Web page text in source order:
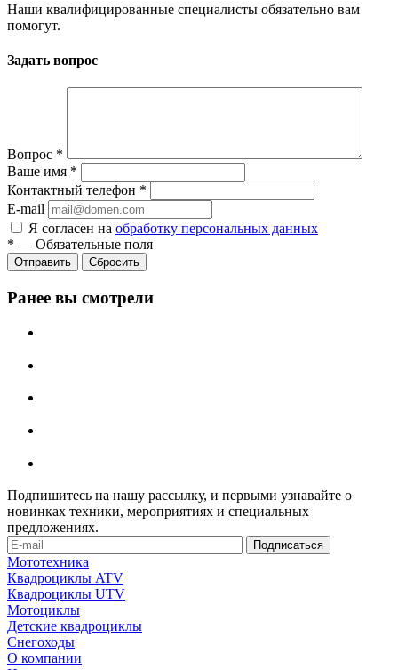
Наши квалифицированные специалисты обязательно вам
помогут.
Задать вопрос
Вопрос *
Ваше имя *
Контактный телефон *
E-mail
Я согласен на обработку персональных данных
* — Обязательные поля
Сбросить
Ранее вы смотрели
Подпишитесь на нашу рассылку, и первыми узнавайте о
новинках техники, мероприятиях и специальных
предложениях.
Мототехника
Квадроциклы ATV
Квадроциклы UTV
Мотоциклы
Детские квадроциклы
Снегоходы
О компании